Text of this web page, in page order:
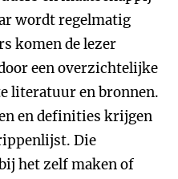
wordt regelmatig
komen de lezer
een overzichtelijke
literatuur en bronnen.
en definities krijgen
Die
het zelf maken of